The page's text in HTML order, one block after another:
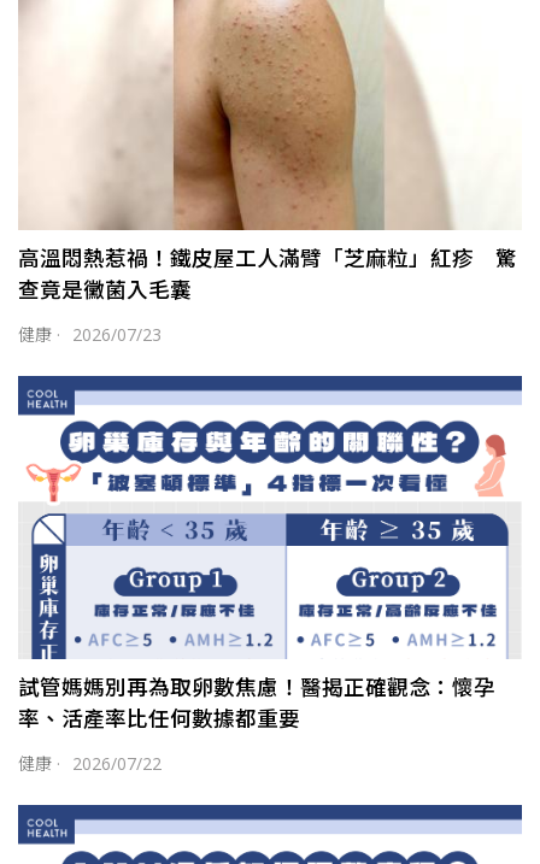
高溫悶熱惹禍！鐵皮屋工人滿臂「芝麻粒」紅疹 驚
查竟是黴菌入毛囊
健康 · 2026/07/23
試管媽媽別再為取卵數焦慮！醫揭正確觀念：懷孕
率、活產率比任何數據都重要
健康 · 2026/07/22